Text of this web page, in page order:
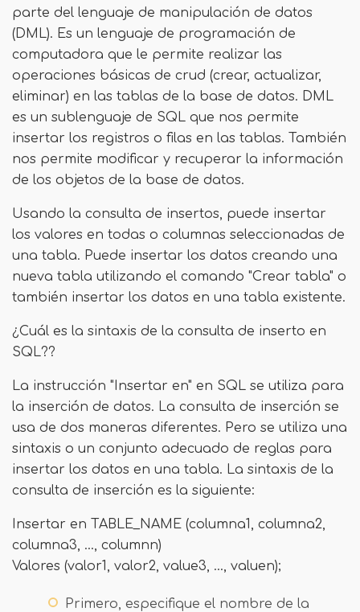
parte del lenguaje de manipulación de datos
(DML). Es un lenguaje de programación de
computadora que le permite realizar las
operaciones básicas de crud (crear, actualizar,
eliminar) en las tablas de la base de datos. DML
es un sublenguaje de SQL que nos permite
insertar los registros o filas en las tablas. También
nos permite modificar y recuperar la información
de los objetos de la base de datos.
Usando la consulta de insertos, puede insertar
los valores en todas o columnas seleccionadas de
una tabla. Puede insertar los datos creando una
nueva tabla utilizando el comando "Crear tabla" o
también insertar los datos en una tabla existente.
¿Cuál es la sintaxis de la consulta de inserto en
SQL??
La instrucción "Insertar en" en SQL se utiliza para
la inserción de datos. La consulta de inserción se
usa de dos maneras diferentes. Pero se utiliza una
sintaxis o un conjunto adecuado de reglas para
insertar los datos en una tabla. La sintaxis de la
consulta de inserción es la siguiente:
Insertar en TABLE_NAME (columna1, columna2,
columna3, ..., columnn)
Valores (valor1, valor2, value3, ..., valuen);
Primero, especifique el nombre de la